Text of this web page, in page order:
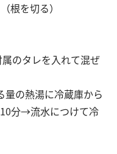
根を切る）
のタレを入れて混ぜ
の熱湯に冷蔵庫から
分→流水につけて冷